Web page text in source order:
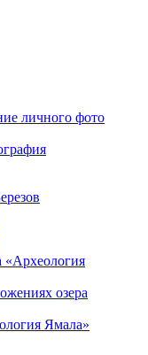
личного фото
«Археология
озера
Ямала»